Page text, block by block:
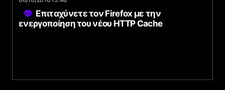
Επιταχύνετε τον Firefox με την
ενεργοποίηση του νέου HTTP Cache